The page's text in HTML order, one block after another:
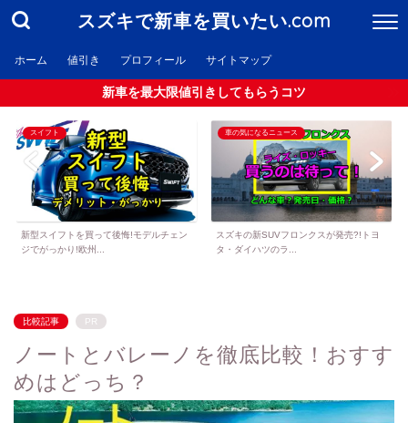
スズキで新車を買いたい.com
ホーム 値引き プロフィール サイトマップ
新車を最大限値引きしてもらうコツ
スイフト
新型スイフトを買って後悔!モデルチェン
ジでがっかり!欧州...
車の気になるニュース
スズキの新SUVフロンクスが発売?!トヨ
タ・ダイハツのラ...
比較記事 PR
ノートとバレーノを徹底比較！おすす
めはどっち？